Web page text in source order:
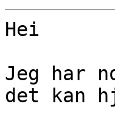
Hei
Jeg har
det kan